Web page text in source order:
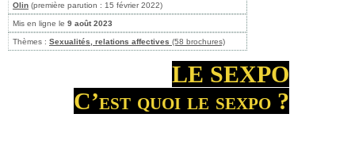
Olin (première parution : 15 février 2022)
Mis en ligne le 9 août 2023
Thèmes : Sexualités, relations affectives (58 brochures)
LE SEXPO
C’est quoi le sexpo ?